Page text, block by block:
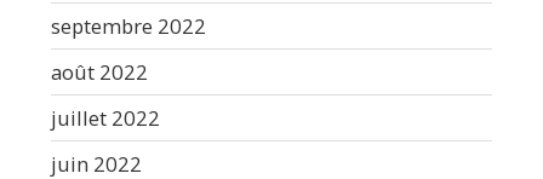
septembre 2022
août 2022
juillet 2022
juin 2022